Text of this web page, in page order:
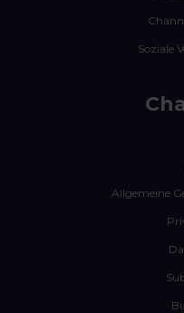
Soziale
Allgemeine